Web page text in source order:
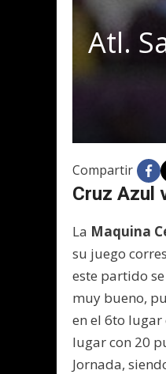
Atl.
Compartir
Cruz Azul
La Maquina
su juego
este partido
muy bueno,
en el 6to lugar
lugar con 20
Jornada,